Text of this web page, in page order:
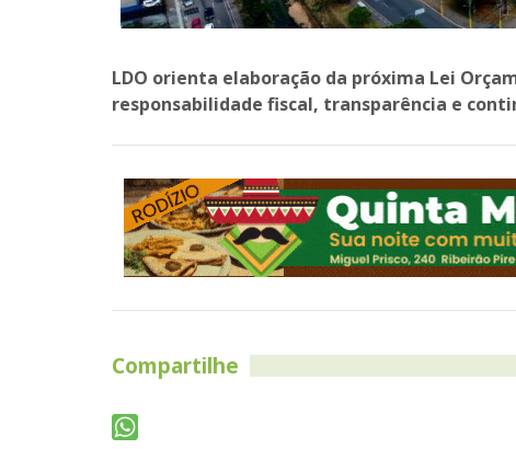
LDO orienta elaboração da próxima Lei
responsabilidade fiscal, transparência e
Compartilhe